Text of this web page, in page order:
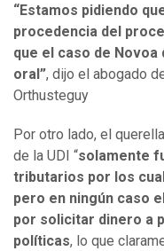
“Estamos pidiendo
procedencia del
que el caso de
oral”, dijo el abogado
Orthusteguy
Por otro lado, el
de la UDI “solamente
tributarios por los
pero en ningún caso
por solicitar dinero a
políticas, lo que